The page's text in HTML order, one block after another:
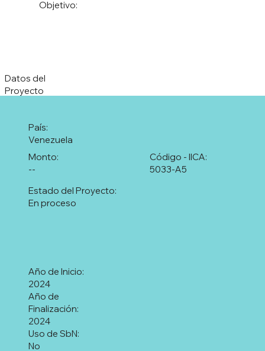
Objetivo:
Datos del
Proyecto
País:
Venezuela
5033-A5
Código - IICA:
--
Monto:
En proceso
Estado del Proyecto:
2024
Año de Inicio:
2024
Año de
Finalización:
No
Uso de SbN: